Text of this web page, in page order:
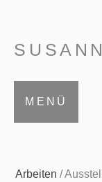
MENÜ
Arbeiten /